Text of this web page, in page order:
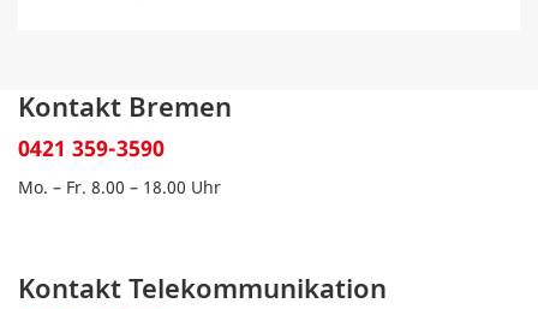
Kontakt Bremen
0421 359-3590
Mo. – Fr. 8.00 – 18.00 Uhr
Kontakt Telekommunikation